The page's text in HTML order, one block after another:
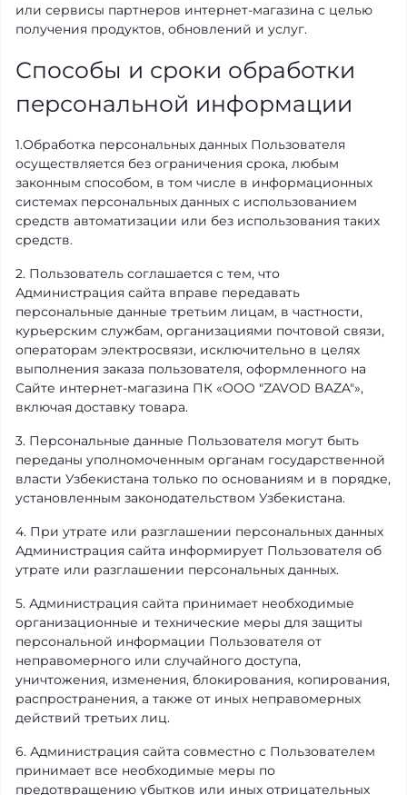
или сервисы партнеров интернет-магазина с целью
получения продуктов, обновлений и услуг.
Способы и сроки обработки
персональной информации
1.Обработка персональных данных Пользователя
осуществляется без ограничения срока, любым
законным способом, в том числе в информационных
системах персональных данных с использованием
средств автоматизации или без использования таких
средств.
2. Пользователь соглашается с тем, что
Администрация сайта вправе передавать
персональные данные третьим лицам, в частности,
курьерским службам, организациями почтовой связи,
операторам электросвязи, исключительно в целях
выполнения заказа пользователя, оформленного на
Сайте интернет-магазина ПК «OOO "ZAVOD BAZA"»,
включая доставку товара.
3. Персональные данные Пользователя могут быть
переданы уполномоченным органам государственной
власти Узбекистана только по основаниям и в порядке,
установленным законодательством Узбекистана.
4. При утрате или разглашении персональных данных
Администрация сайта информирует Пользователя об
утрате или разглашении персональных данных.
5. Администрация сайта принимает необходимые
организационные и технические меры для защиты
персональной информации Пользователя от
неправомерного или случайного доступа,
уничтожения, изменения, блокирования, копирования,
распространения, а также от иных неправомерных
действий третьих лиц.
6. Администрация сайта совместно с Пользователем
принимает все необходимые меры по
предотвращению убытков или иных отрицательных